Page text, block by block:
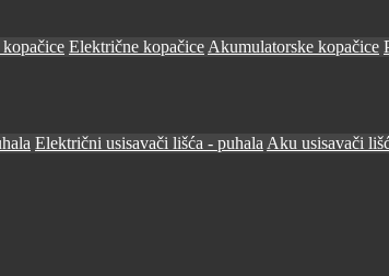
Električne kopačice Akumulatorske kopačice
Električni usisavači lišća - puhala Aku usisavači